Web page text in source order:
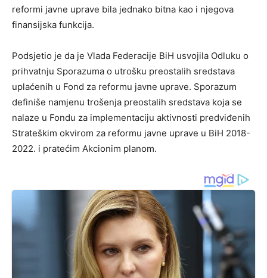
reformi javne uprave bila jednako bitna kao i njegova
finansijska funkcija.
Podsjetio je da je Vlada Federacije BiH usvojila Odluku o
prihvatnju Sporazuma o utrošku preostalih sredstava
uplaćenih u Fond za reformu javne uprave. Sporazum
definiše namjenu trošenja preostalih sredstava koja se
nalaze u Fondu za implementaciju aktivnosti predviđenih
Strateškim okvirom za reformu javne uprave u BiH 2018-
2022. i pratećim Akcionim planom.